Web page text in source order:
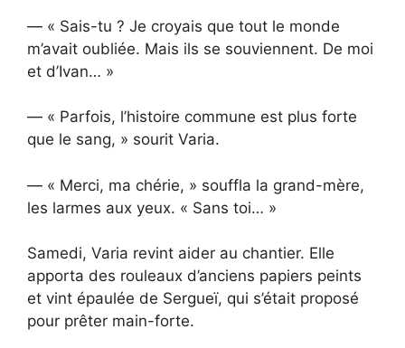
— « Sais-tu ? Je croyais que tout le monde
m’avait oubliée. Mais ils se souviennent. De moi
et d’Ivan… »
— « Parfois, l’histoire commune est plus forte
que le sang, » sourit Varia.
— « Merci, ma chérie, » souffla la grand-mère,
les larmes aux yeux. « Sans toi… »
Samedi, Varia revint aider au chantier. Elle
apporta des rouleaux d’anciens papiers peints
et vint épaulée de Sergueï, qui s’était proposé
pour prêter main-forte.